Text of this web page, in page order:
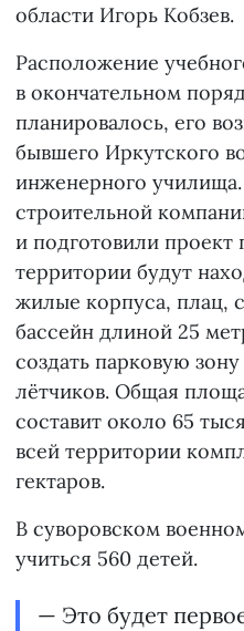
области Игорь Кобзев.
Расположение
в окончательном
планировалось, его
бывшего Иркутского
инженерного
строительной
и подготовили проект
территории будут
жилые корпуса, плац,
бассейн длиной 25
создать парковую
лётчиков. Общая
составит около 65
всей территории
гектаров.
В суворовском
учиться 560 детей.
— Это будет